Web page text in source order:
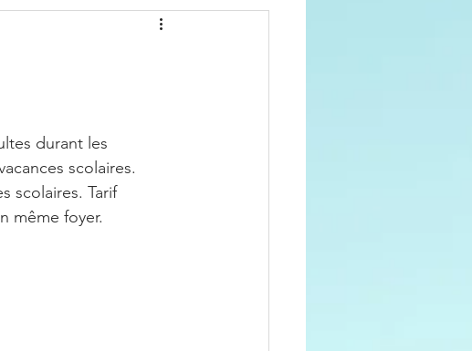
durant les
scolaires.
scolaires. Tarif
même foyer.